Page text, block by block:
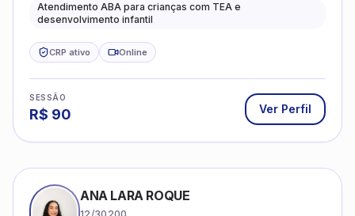
Atendimento ABA para crianças com TEA e
desenvolvimento infantil
CRP ativo Online
SESSÃO
R$ 90 Ver Perfil
ANA LARA ROQUE